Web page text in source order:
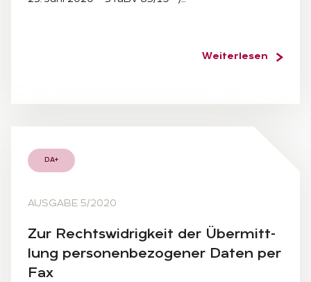
Weiterlesen
DA+
AUSGABE 5/2020
Zur Rechts­wid­rig­keit der Über­mitt­
lung per­so­nen­be­zo­ge­ner Da­ten per
Fax